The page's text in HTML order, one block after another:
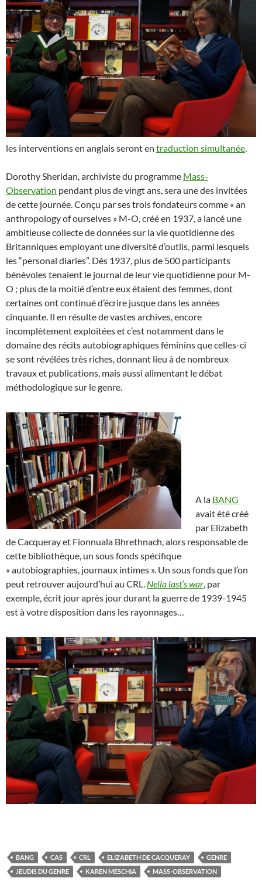
les interventions en anglais seront en traduction simultanée.
Dorothy Sheridan, archiviste du programme Mass-
Observation pendant plus de vingt ans, sera une des invitées
de cette journée. Conçu par ses trois fondateurs comme « an
anthropology of ourselves » M-O, créé en 1937, a lancé une
ambitieuse collecte de données sur la vie quotidienne des
Britanniques employant une diversité d’outils, parmi lesquels
les “personal diaries”. Dès 1937, plus de 500 participants
bénévoles tenaient le journal de leur vie quotidienne pour M-
O ; plus de la moitié d’entre eux étaient des femmes, dont
certaines ont continué d’écrire jusque dans les années
cinquante. Il en résulte de vastes archives, encore
incomplètement exploitées et c’est notamment dans le
domaine des récits autobiographiques féminins que celles-ci
se sont révélées très riches, donnant lieu à de nombreux
travaux et publications, mais aussi alimentant le débat
méthodologique sur le genre.
A la BANG
avait été créé
par Elizabeth
de Cacqueray et Fionnuala Bhrethnach, alors responsable de
cette bibliothèque, un sous fonds spécifique
« autobiographies, journaux intimes ». Un sous fonds que l’on
peut retrouver aujourd’hui au CRL. Nella last’s war, par
exemple, écrit jour après jour durant la guerre de 1939-1945
est à votre disposition dans les rayonnages…
BANG CAS CRL ELIZABETH DE CACQUERAY
GENRE
JEUDIS DU GENRE
KAREN MESCHIA MASS-OBSERVATION